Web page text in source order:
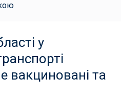
у
вакциновані та